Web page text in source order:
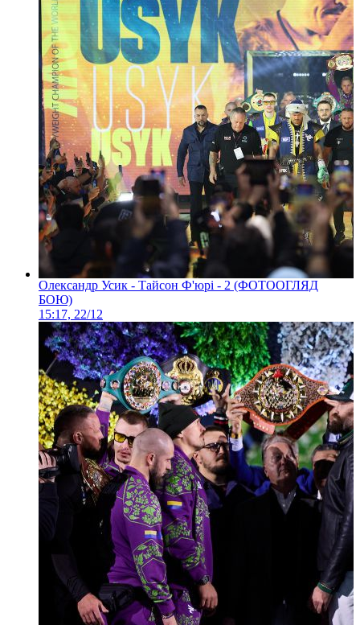
Олександр Усик - Тайсон Ф'юрі - 2 (ФОТООГЛЯД
БОЮ)
15:17, 22/12